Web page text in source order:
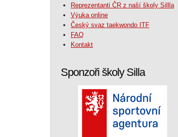
Reprezentanti ČR z naší školy Sillla
Výuka online
Český svaz taekwondo ITF
FAQ
Kontakt
Sponzoři školy Silla